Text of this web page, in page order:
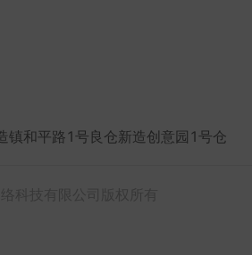
镇和平路1号良仓新造创意园1号仓